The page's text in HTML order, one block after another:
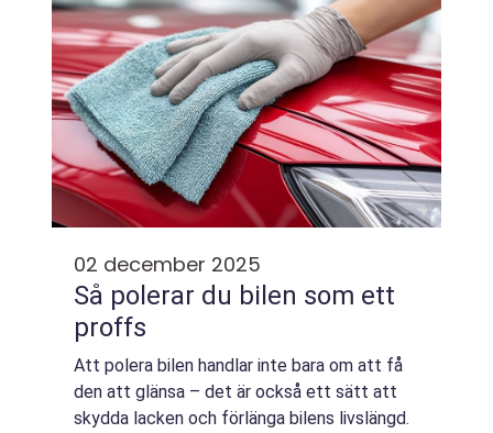
02 december 2025
Så polerar du bilen som ett
proffs
Att polera bilen handlar inte bara om att få
den att glänsa – det är också ett sätt att
skydda lacken och förlänga bilens livslängd.